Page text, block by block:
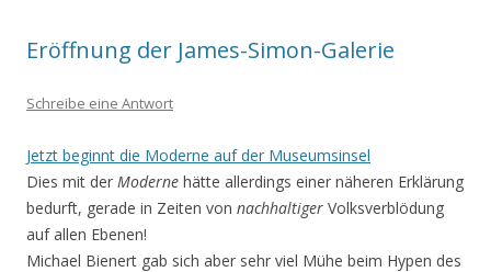
Eröffnung der James-Simon-Galerie
Schreibe eine Antwort
Jetzt beginnt die Moderne auf der Museumsinsel
Dies mit der Moderne hätte allerdings einer näheren Erklärung
bedurft, gerade in Zeiten von nachhaltiger Volksverblödung
auf allen Ebenen!
Michael Bienert gab sich aber sehr viel Mühe beim Hypen des